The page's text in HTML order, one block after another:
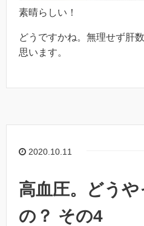
素晴らしい！
どうですかね。無理せず肝
思います。
2020.10.11
高血圧。どう
の？ その4